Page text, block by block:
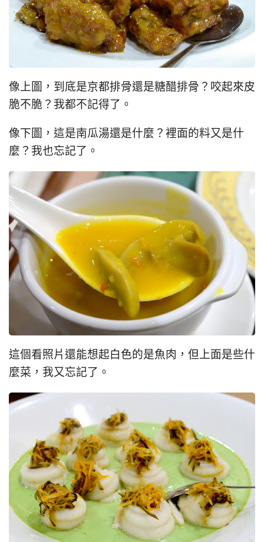
像上圖，到底是京都排骨還是糖醋排骨？咬起來皮
脆不脆？我都不記得了。
像下圖，這是南瓜湯還是什麼？裡面的料又是什
麼？我也忘記了。
這個看照片還能想起白色的是魚肉，但上面是些什
麼菜，我又忘記了。